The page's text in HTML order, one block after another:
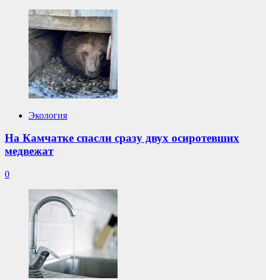
Экология
На Камчатке спасли сразу двух осиротевших
медвежат
0